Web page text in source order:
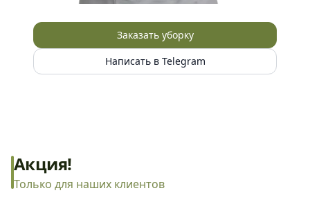
Заказать уборку
Написать в Telegram
Акция!
Только для наших клиентов